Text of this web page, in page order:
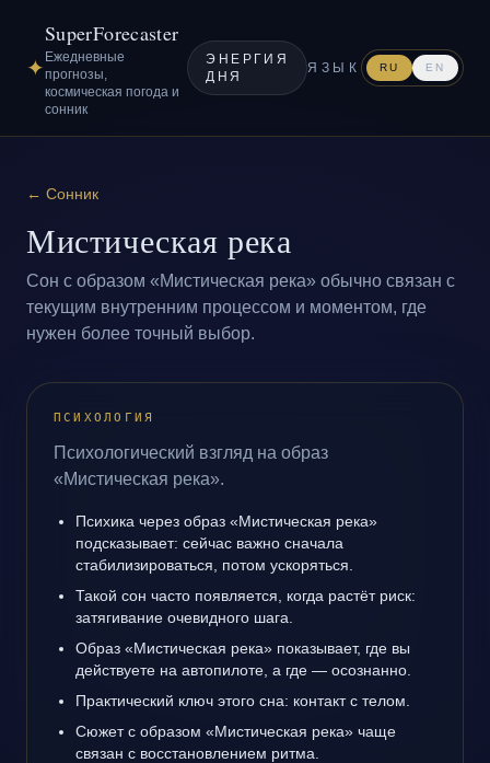
✦
SuperForecaster
Ежедневные
прогнозы,
космическая погода и
сонник
ЭНЕРГИЯ
ДНЯ
ЯЗЫК RU EN
← Сонник
Мистическая река
Сон с образом «Мистическая река» обычно связан с
текущим внутренним процессом и моментом, где
нужен более точный выбор.
ПСИХОЛОГИЯ
Психологический взгляд на образ
«Мистическая река».
Психика через образ «Мистическая река»
подсказывает: сейчас важно сначала
стабилизироваться, потом ускоряться.
Такой сон часто появляется, когда растёт риск:
затягивание очевидного шага.
Образ «Мистическая река» показывает, где вы
действуете на автопилоте, а где — осознанно.
Практический ключ этого сна: контакт с телом.
Сюжет с образом «Мистическая река» чаще
связан с восстановлением ритма.